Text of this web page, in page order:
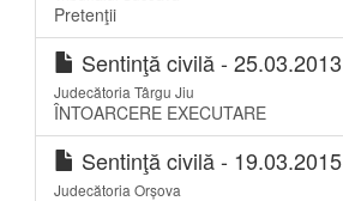
Pretenţii
Sentinţă civilă - 25.03.2013
Judecătoria Târgu Jiu
ÎNTOARCERE EXECUTARE
Sentinţă civilă - 19.03.2015
Judecătoria Orșova